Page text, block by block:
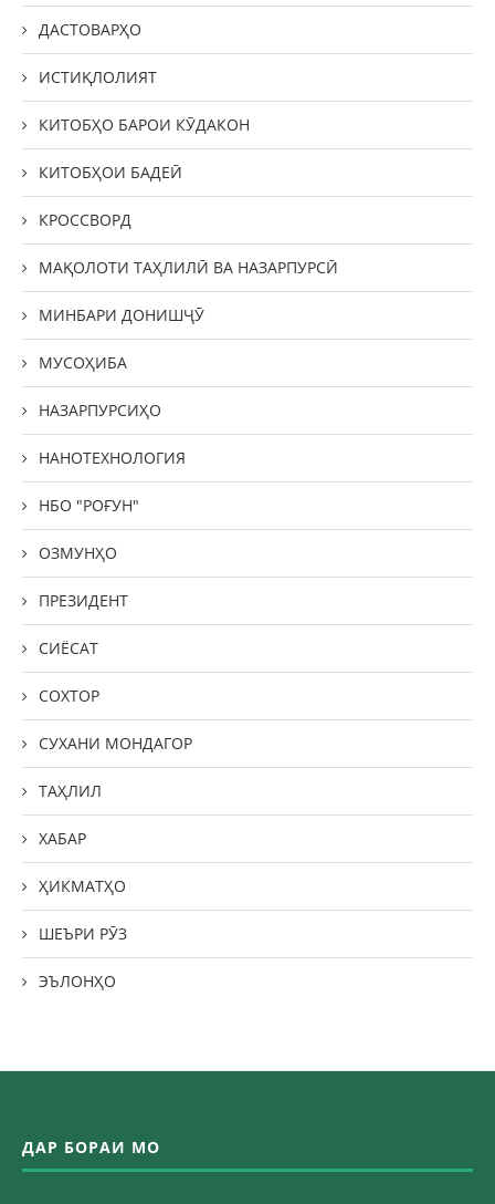
ДАСТОВАРҲО
ИСТИҚЛОЛИЯТ
КИТОБҲО БАРОИ КӮДАКОН
КИТОБҲОИ БАДЕӢ
КРОССВОРД
МАҚОЛОТИ ТАҲЛИЛӢ ВА НАЗАРПУРСӢ
МИНБАРИ ДОНИШҶӮ
МУСОҲИБА
НАЗАРПУРСИҲО
НАНОТЕХНОЛОГИЯ
НБО "РОҒУН"
ОЗМУНҲО
ПРЕЗИДЕНТ
СИЁСАТ
СОХТОР
СУХАНИ МОНДАГОР
ТАҲЛИЛ
ХАБАР
ҲИКМАТҲО
ШЕЪРИ РӮЗ
ЭЪЛОНҲО
ДАР БОРАИ МО